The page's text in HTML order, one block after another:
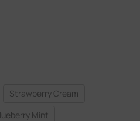
Strawberry Cream
Mint